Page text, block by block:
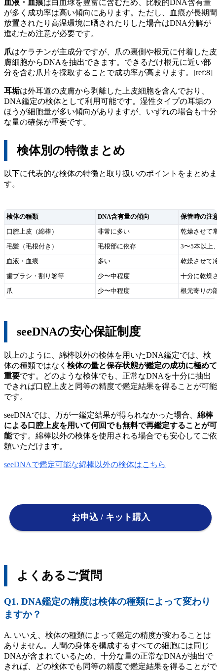
血液・血痕は白血球を豊富に含むため、比較的DNA含有量
が多く成功率は高い傾向にあります。ただし、血痕が長期間
放置されたり高温環境に晒されたりした場合はDNA分解が
進むため注意が必要です。
爪はケラチンが主成分ですが、爪の裏側や根元に付着した皮
膚細胞からDNAを抽出できます。できるだけ根元に近い部
分を含む爪片を採取することで成功率が高まります。[ref:8]
耳垢は外耳道の皮膚から剥離した上皮細胞を含んでおり、
DNA鑑定の検体として利用可能です。湿性タイプの耳垢の
ほうが細胞量が多い傾向がありますが、いずれの場合も十分
な量の確保が重要です。
検体別の特徴まとめ
以下に代表的な検体の特徴と取り扱いのポイントをまとめま
す。
検体の種類 DNA含有量の傾向 保管時の注意
口腔上皮（綿棒） 非常に多い 乾燥させて常
毛髪（毛根付き） 毛根部に依存 3〜5本以上
血液・血痕 多い 乾燥させて冷
歯ブラシ・割り箸等 少〜中程度 十分に乾燥さ
爪 少〜中程度 根元寄りの部
seeDNAの安心保証制度
以上のように、綿棒以外の検体を用いたDNA鑑定では、検
体の種類ではなく 検体の量と保存状態が鑑定の成功に極めて
重要です。どのような検体でも、正常なDNAを十分に抽出
できれば口腔上皮と同等の精度で鑑定結果を得ることが可能
です。
seeDNAでは、万が一鑑定結果が得られなかった場合、 綿棒
による口腔上皮を用いて何回でも無料で再鑑定することが可
能です。綿棒以外の検体を使用される場合でも安心してご依
頼いただけます。
seeDNAで鑑定可能な綿棒以外の検体はこちら
お申込 / キット購入
よくあるご質問
Q1. DNA鑑定の精度は検体の種類によって変わり
ますか？
A. いいえ、検体の種類によって鑑定の精度が変わることは
ありません。人間の身体を構成するすべての細胞には同じ
DNAが含まれているため、十分な量の正常なDNAが抽出で
きれば、どの検体でも同等の精度で鑑定結果を得ることがで